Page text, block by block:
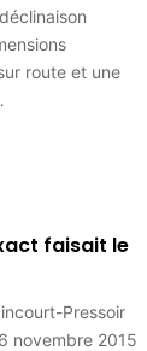
route et une
faisait le
Pressoir
novembre 2015